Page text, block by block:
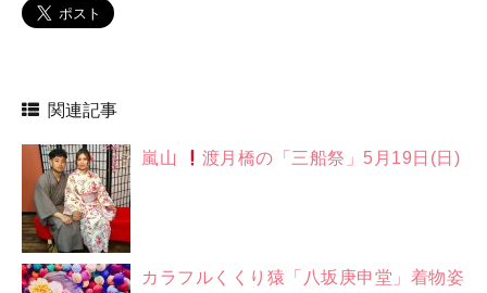
関連記事
嵐山 渡月橋の「三船祭」5月19日(日)
カラフルくくり猿「八坂庚申堂」着物姿